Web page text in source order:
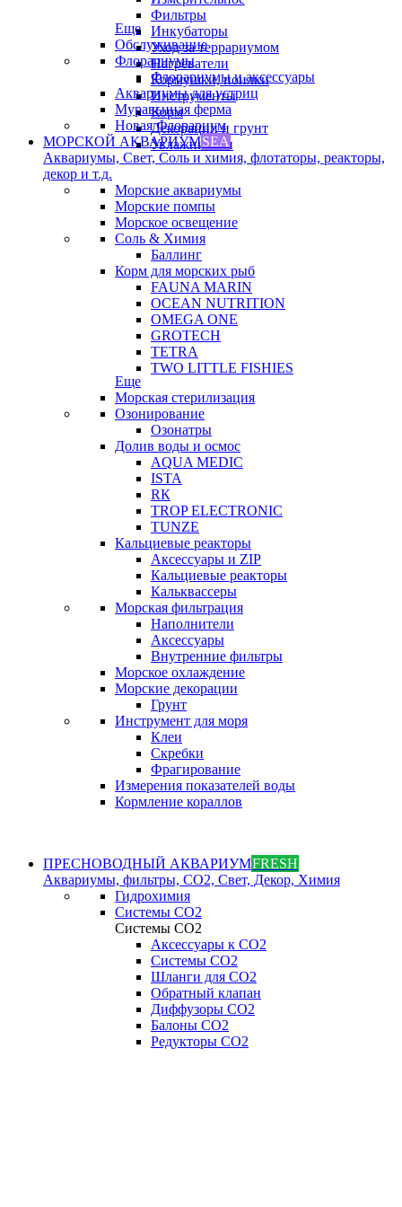
Фильтры
Инкубаторы
Уход за террариумом
Нагреватели
Кормушки, поилки
Инструменты
Корм
Декорации и грунт
Увлажнители
Еще
Обслуживание
Флорариумы
Флорариумы и аксессуары
Аквариумы для устриц
Муравьиная ферма
Новая Флорариум
МОРСКОЙ АКВАРИУМSEA
Аквариумы, Свет, Соль и химия, флотаторы, реакторы,
декор и т.д.
Морские аквариумы
Морские помпы
Морское освещение
Соль & Химия
Баллинг
Корм для морских рыб
FAUNA MARIN
OCEAN NUTRITION
OMEGA ONE
GROTECH
TETRA
TWO LITTLE FISHIES
Еще
Морская стерилизация
Озонирование
Озонатры
Долив воды и осмос
AQUA MEDIC
ISTA
RК
TROP ELECTRONIC
TUNZE
Кальциевые реакторы
Аксессуары и ZIP
Кальциевые реакторы
Кальквассеры
Морская фильтрация
Наполнители
Аксессуары
Внутренние фильтры
Морское охлаждение
Морские декорации
Грунт
Инструмент для моря
Клеи
Скребки
Фрагирование
Измерения показателей воды
Кормление кораллов
ПРЕСНОВОДНЫЙ АКВАРИУМFRESH
Аквариумы, фильтры, СО2, Свет, Декор, Химия
Гидрохимия
Системы СО2
Системы СО2
Аксессуары к СО2
Системы СО2
Шланги для CO2
Обратный клапан
Диффузоры СO2
Балоны CO2
Редукторы CO2